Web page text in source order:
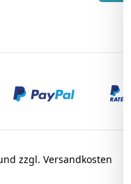
zzgl. Versandkosten